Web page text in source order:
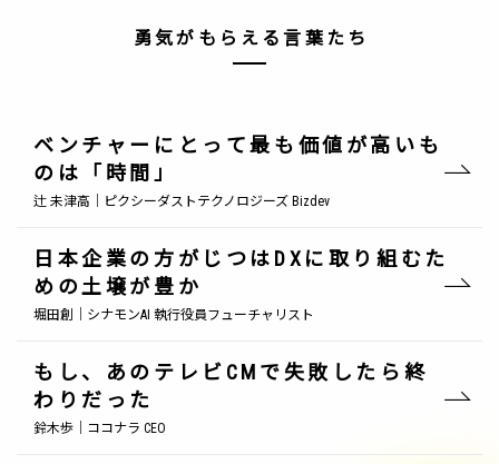
勇気がもらえる言葉たち
ベンチャーにとって最も価値が高いも
のは「時間」
辻 未津高｜ピクシーダストテクノロジーズ Bizdev
日本企業の方がじつはDXに取り組むた
めの土壌が豊か
堀田創｜シナモンAI 執行役員フューチャリスト
もし、あのテレビCMで失敗したら終
わりだった
鈴木歩｜ココナラ CEO